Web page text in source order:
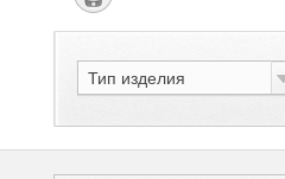
Тип изделия